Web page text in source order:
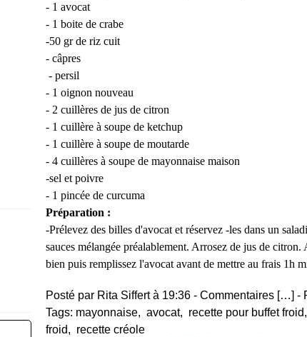
- 1 avocat
- 1 boite de crabe
-50 gr de riz cuit
- câpres
- persil
- 1 oignon nouveau
- 2 cuillères de jus de citron
- 1 cuillère à soupe de ketchup
- 1 cuillère à soupe de moutarde
- 4 cuillères à soupe de mayonnaise maison
-sel et poivre
- 1 pincée de curcuma
Préparation :
-Prélevez des billes d'avocat et réservez -les dans un
sauces mélangée préalablement. Arrosez de jus de
bien puis remplissez l'avocat avant de mettre au frais 1h
Posté par Rita Siffert à 19:36 - Commentaires […] -
Tags: mayonnaise, avocat, recette pour buffet froid,
froid, recette créole